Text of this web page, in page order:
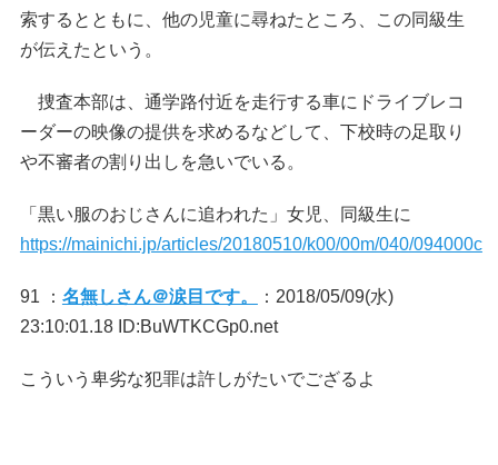
索するとともに、他の児童に尋ねたところ、この同級生
が伝えたという。
捜査本部は、通学路付近を走行する車にドライブレコ
ーダーの映像の提供を求めるなどして、下校時の足取り
や不審者の割り出しを急いでいる。
「黒い服のおじさんに追われた」女児、同級生に
https://mainichi.jp/articles/20180510/k00/00m/040/094000c
91 ： 名無しさん＠涙目です。
：2018/05/09(水)
23:10:01.18 ID:BuWTKCGp0.net
こういう卑劣な犯罪は許しがたいでござるよ